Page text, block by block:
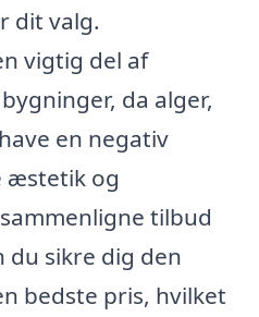
dit valg.
vigtig del af
da alger,
en negativ
æstetik og
tilbud
sikre dig den
bedste pris, hvilket